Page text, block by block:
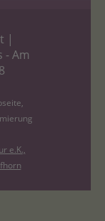
|
- Am
e.K.,